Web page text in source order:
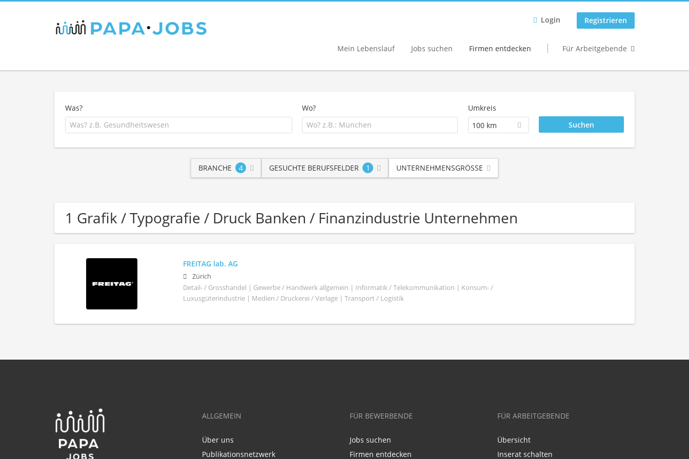
Login Registrieren
Mein Lebenslauf Jobs suchen Firmen entdecken Für Arbeitgebende
Was? Wo?
Umkreis
100 km
BRANCHE 4 GESUCHTE BERUFSFELDER 1 UNTERNEHMENSGRÖSSE
1 Grafik / Typografie / Druck Banken / Finanzindustrie Unternehmen
FREITAG lab. AG
Zürich
Detail- / Grosshandel | Gewerbe / Handwerk allgemein | Informatik / Telekommunikation | Konsum- /
Luxusgüterindustrie | Medien / Druckerei / Verlage | Transport / Logistik
ALLGEMEIN
Über uns
Publikationsnetzwerk
FÜR BEWERBENDE
Jobs suchen
Firmen entdecken
FÜR ARBEITGEBENDE
Übersicht
Inserat schalten